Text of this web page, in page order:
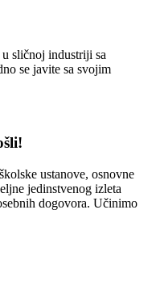
sličnoj industriji sa
se javite sa svojim
ustanove, osnovne
jedinstvenog izleta
dogovora. Učinimo